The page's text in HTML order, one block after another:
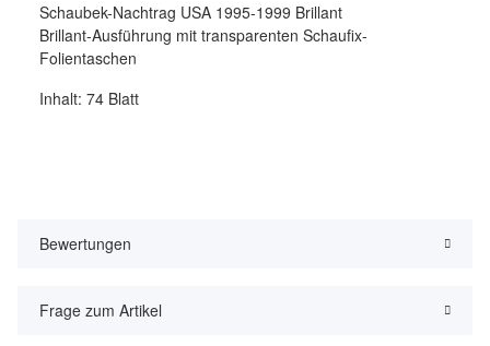
Schaubek-Nachtrag USA 1995-1999 Brillant
Brillant-Ausführung mit transparenten Schaufix-
Folientaschen
Inhalt: 74 Blatt
Bewertungen
Frage zum Artikel